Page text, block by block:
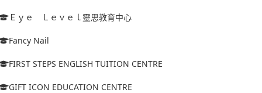
Ｅｙｅ Ｌｅｖｅｌ靈思教育中心
Fancy Nail
FIRST STEPS ENGLISH TUITION CENTRE
GIFT ICON EDUCATION CENTRE